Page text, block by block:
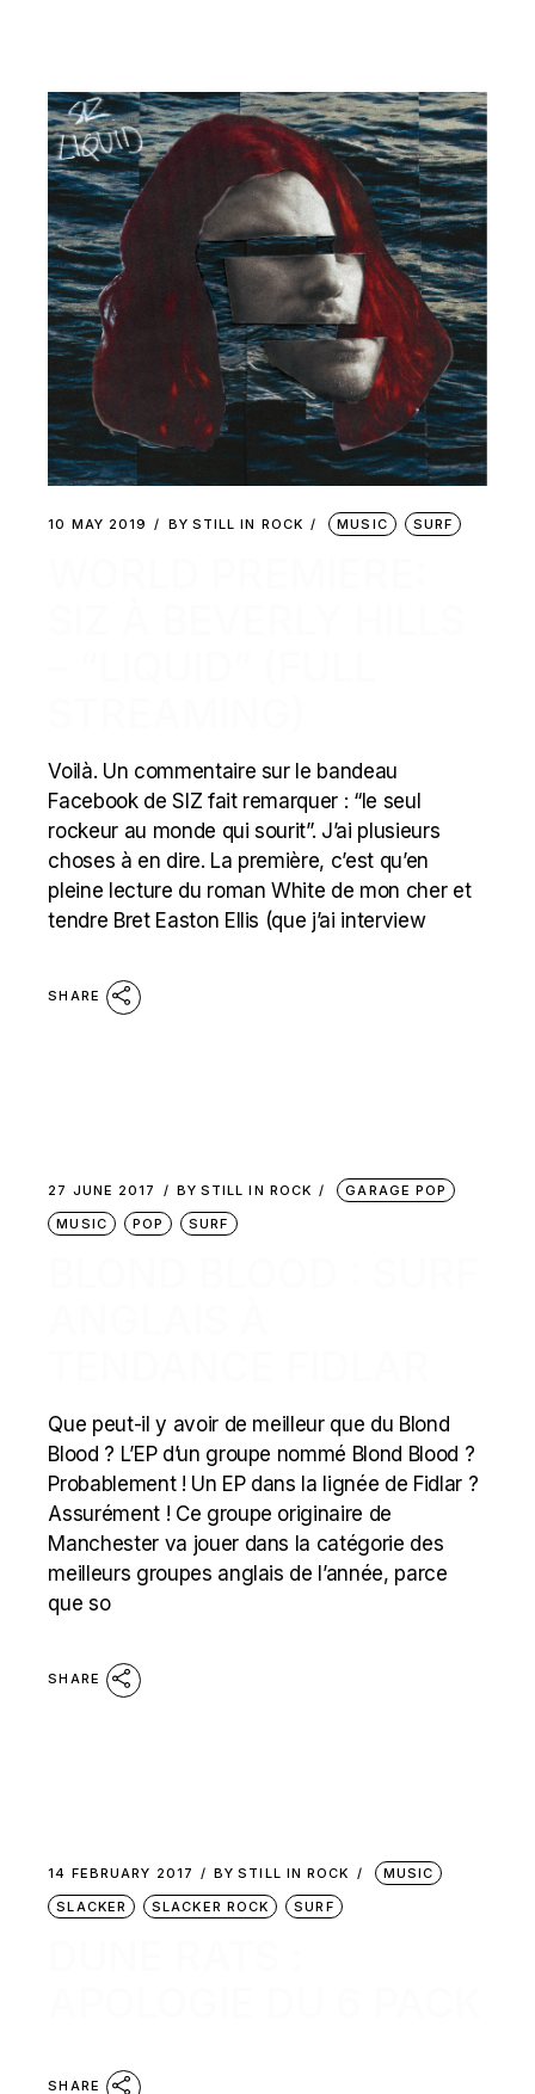
10 MAY 2019 BY STILL IN ROCK MUSIC SURF
Voilà. Un commentaire sur le bandeau
Facebook de SIZ fait remarquer : “le seul
rockeur au monde qui sourit”. J’ai plusieurs
choses à en dire. La première, c’est qu’en
pleine lecture du roman White de mon cher et
tendre Bret Easton Ellis (que j’ai interview
SHARE
27 JUNE 2017 BY STILL IN ROCK
GARAGE POP
MUSIC
POP SURF
Que peut-il y avoir de meilleur que du Blond
Blood ? L’EP d’un groupe nommé Blond Blood ?
Probablement ! Un EP dans la lignée de Fidlar ?
Assurément ! Ce groupe originaire de
Manchester va jouer dans la catégorie des
meilleurs groupes anglais de l’année, parce
que so
SHARE
14 FEBRUARY 2017 BY STILL IN ROCK
MUSIC
SLACKER
SLACKER ROCK SURF
SHARE